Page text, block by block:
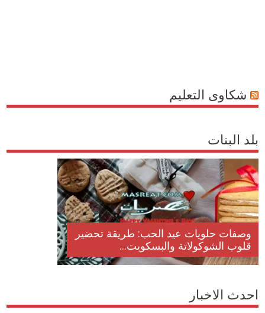
شكاوى التعليم
بلد البنات
وصفات حلويات عيد الحب: طريقة تحضير
قلوب الشوكولاتة والبسكويت...
احدث الاخبار